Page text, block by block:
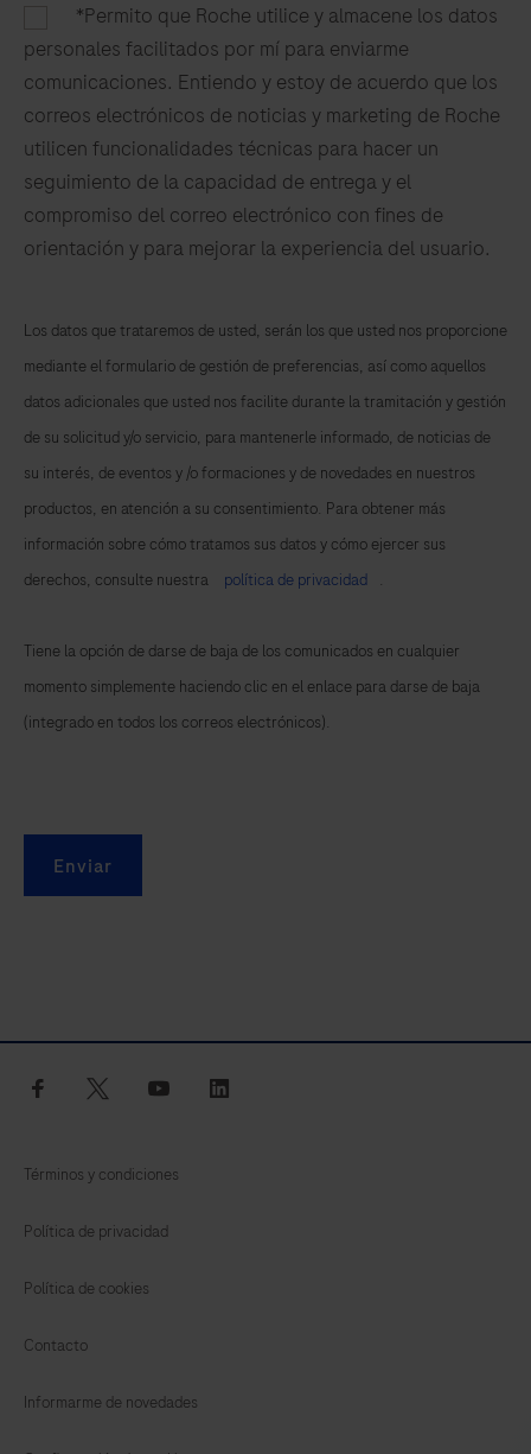
and
allows
users
to
perform
tests
using
sample
volumes
and
to
view
results
touchscreen.
*Permito que Roche utilice y almacene los datos
personales facilitados por mí para enviarme
comunicaciones. Entiendo y estoy de acuerdo que los
correos electrónicos de noticias y marketing de Roche
utilicen funcionalidades técnicas para hacer un
seguimiento de la capacidad de entrega y el
compromiso del correo electrónico con fines de
orientación y para mejorar la experiencia del usuario.
Los datos que trataremos de usted, serán los que usted nos proporcione
mediante el formulario de gestión de preferencias, así como aquellos
datos adicionales que usted nos facilite durante la tramitación y gestión
de su solicitud y/o servicio, para mantenerle informado, de noticias de
su interés, de eventos y /o formaciones y de novedades en nuestros
productos, en atención a su consentimiento. Para obtener más
información sobre cómo tratamos sus datos y cómo ejercer sus
derechos, consulte nuestra
política de privacidad .
Tiene la opción de darse de baja de los comunicados en cualquier
momento simplemente haciendo clic en el enlace para darse de baja
(integrado en todos los correos electrónicos).
Enviar
facebook twitter youtube
Términos y condiciones
Política de privacidad
Política de cookies
Contacto
Informarme de novedades